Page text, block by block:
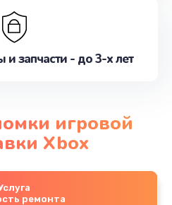
и запчасти - до 3-х лет
игровой
Xbox
ремонта